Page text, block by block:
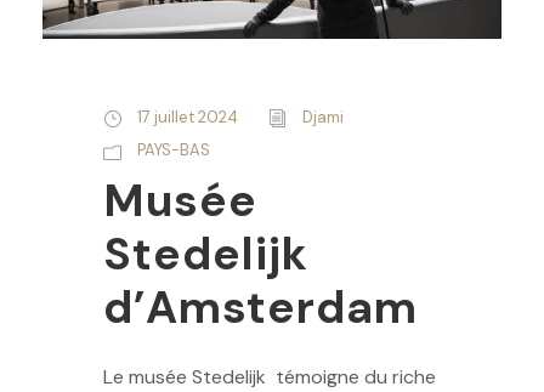
17 juillet 2024
Djami
PAYS-BAS
Musée
Stedelijk
d’Amsterdam
Le musée Stedelijk témoigne du riche